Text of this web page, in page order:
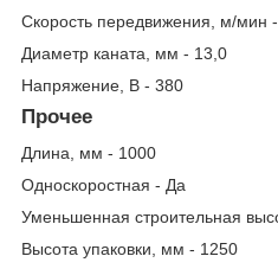
Скорость передвижения, м/мин
Диаметр каната, мм - 13,0
Напряжение, В - 380
Прочее
Длина, мм - 1000
Односкоростная - Да
Уменьшенная строительная
Высота упаковки, мм - 1250